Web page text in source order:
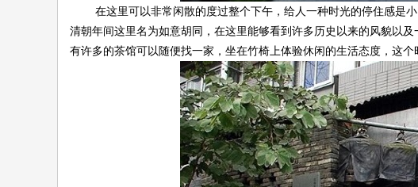
在这里可以非常闲散的度过整个下午，给人一种时光的停住感是小
清朝年间这里名为如意胡同，在这里能够看到许多历史以来的风貌以
有许多的茶馆可以随便找一家，坐在竹椅上体验休闲的生活态度，这个